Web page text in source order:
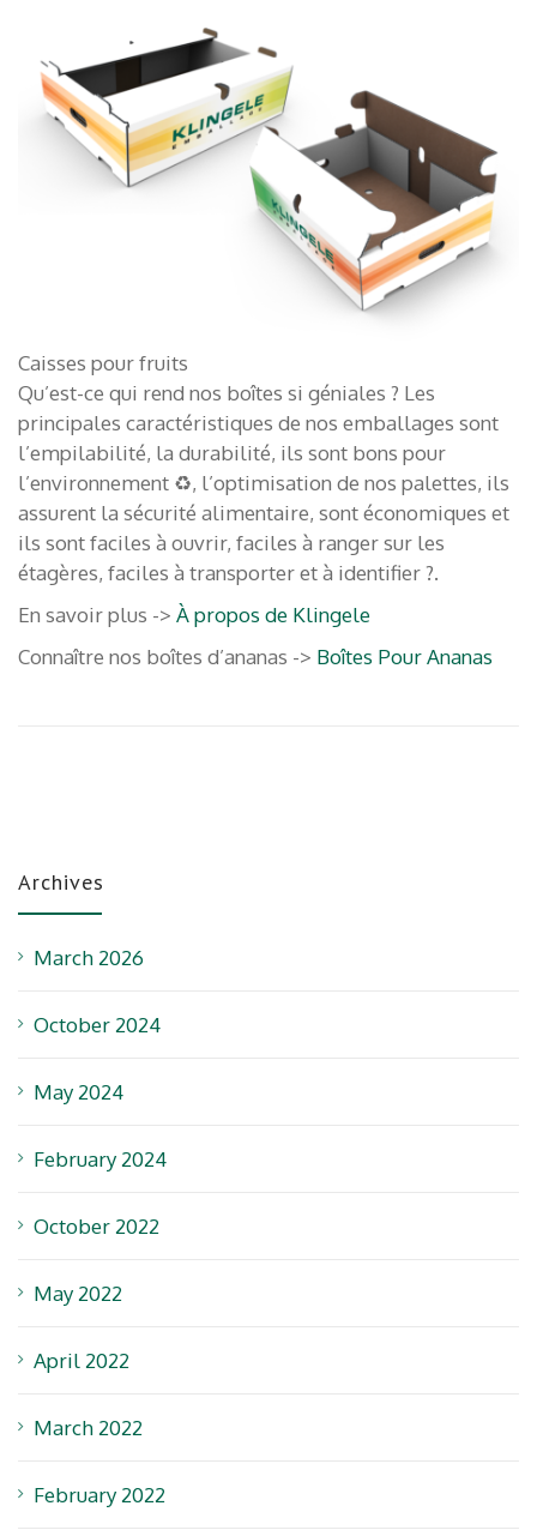
Caisses pour fruits
Qu’est-ce qui rend nos boîtes si géniales ? Les
principales caractéristiques de nos emballages sont
l’empilabilité, la durabilité, ils sont bons pour
l’environnement ♻️, l’optimisation de nos palettes, ils
assurent la sécurité alimentaire, sont économiques et
ils sont faciles à ouvrir, faciles à ranger sur les
étagères, faciles à transporter et à identifier ?.
En savoir plus -> À propos de Klingele
Connaître nos boîtes d’ananas -> Boîtes Pour Ananas
Archives
March 2026
October 2024
May 2024
February 2024
October 2022
May 2022
April 2022
March 2022
February 2022